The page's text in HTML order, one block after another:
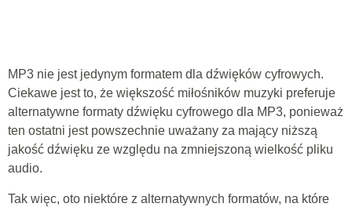
MP3 nie jest jedynym formatem dla dźwięków cyfrowych.
Ciekawe jest to, że większość miłośników muzyki preferuje
alternatywne formaty dźwięku cyfrowego dla MP3, ponieważ
ten ostatni jest powszechnie uważany za mający niższą
jakość dźwięku ze względu na zmniejszoną wielkość pliku
audio.
Tak więc, oto niektóre z alternatywnych formatów, na które